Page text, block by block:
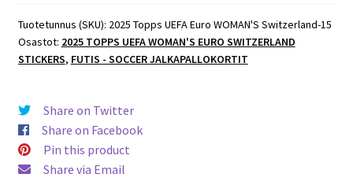
WOMAN'S
Switzerland
#89
Hartikainen
(Finland)
määrä
Tuotetunnus (SKU): 2025 Topps UEFA Euro WOMAN'S Switzerland-15
Osastot: 2025 TOPPS UEFA WOMAN'S EURO SWITZERLAND
STICKERS, FUTIS - SOCCER JALKAPALLOKORTIT
Share on Twitter
Share on Facebook
Pin this product
Share via Email